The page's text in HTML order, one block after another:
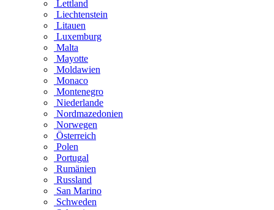
Lettland
Liechtenstein
Litauen
Luxemburg
Malta
Mayotte
Moldawien
Monaco
Montenegro
Niederlande
Nordmazedonien
Norwegen
Österreich
Polen
Portugal
Rumänien
Russland
San Marino
Schweden